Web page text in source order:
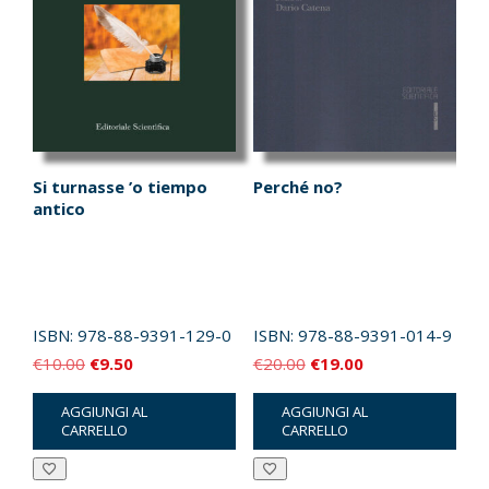
Si turnasse ’o tiempo
antico
ISBN: 978-88-9391-129-0
€10.00 Il
prezzo
originale
era:
€9.50Il
prezzo
attuale
è:
AGGIUNGI AL
CARRELLO
Perché no?
ISBN: 978-88-9391-014-9
€20.00 Il
prezzo
originale
era:
€19.00Il
prezzo
attuale
è:
AGGIUNGI AL
CARRELLO